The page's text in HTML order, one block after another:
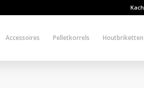
Accessoires Pelletkorrels Houtbriketten